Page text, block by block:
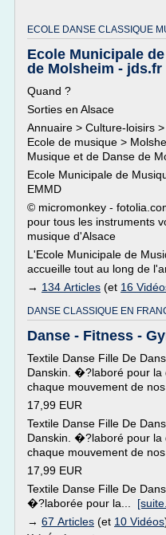
ECOLE DANSE CLASSIQUE
Ecole Municipale
de Molsheim - jds.fr
Quand ?
Sorties en Alsace
Annuaire > Culture-loisirs
Ecole de musique >
Musique et de Danse de
Ecole Municipale de
EMMD
© micromonkey -
pour tous les instruments
musique d'Alsace
L'Ecole Municipale de
accueille tout au long de
→ 134 Articles (et 16
DANSE CLASSIQUE EN
Danse - Fitness -
Textile Danse Fille De
Danskin. �?laboré pour la
chaque mouvement de nos
17,99 EUR
Textile Danse Fille De
Danskin. �?laboré pour la
chaque mouvement de nos
17,99 EUR
Textile Danse Fille De
�?laborée pour la...
→ 67 Articles (et 10 Vidéos